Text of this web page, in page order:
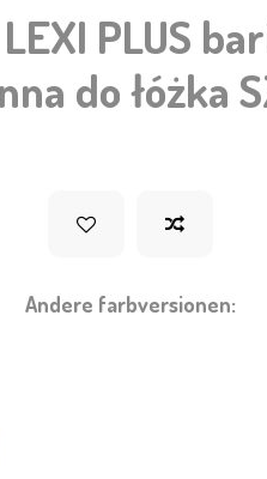
PLUS
do łóżka
Andere farbversionen: